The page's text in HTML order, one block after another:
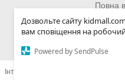
Дозвольте сайту
вам сповіщення на робочий
Powered by SendPulse
Повна
© 2014—2026 Інтернет-
Інтернет-магазин створений з